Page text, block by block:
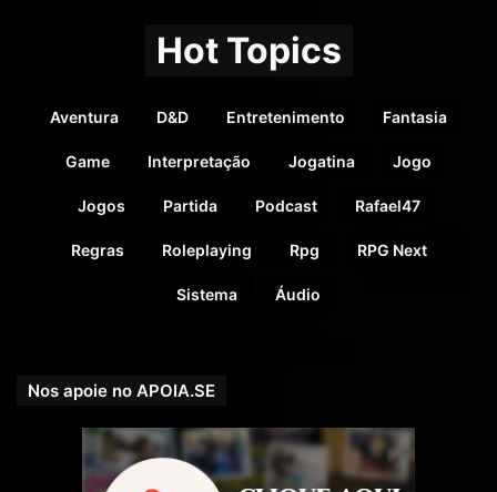
Hot Topics
Aventura D&D Entretenimento Fantasia
Game Interpretação Jogatina Jogo
Jogos Partida Podcast Rafael47
Regras Roleplaying Rpg RPG Next
Sistema Áudio
Nos apoie no APOIA.SE